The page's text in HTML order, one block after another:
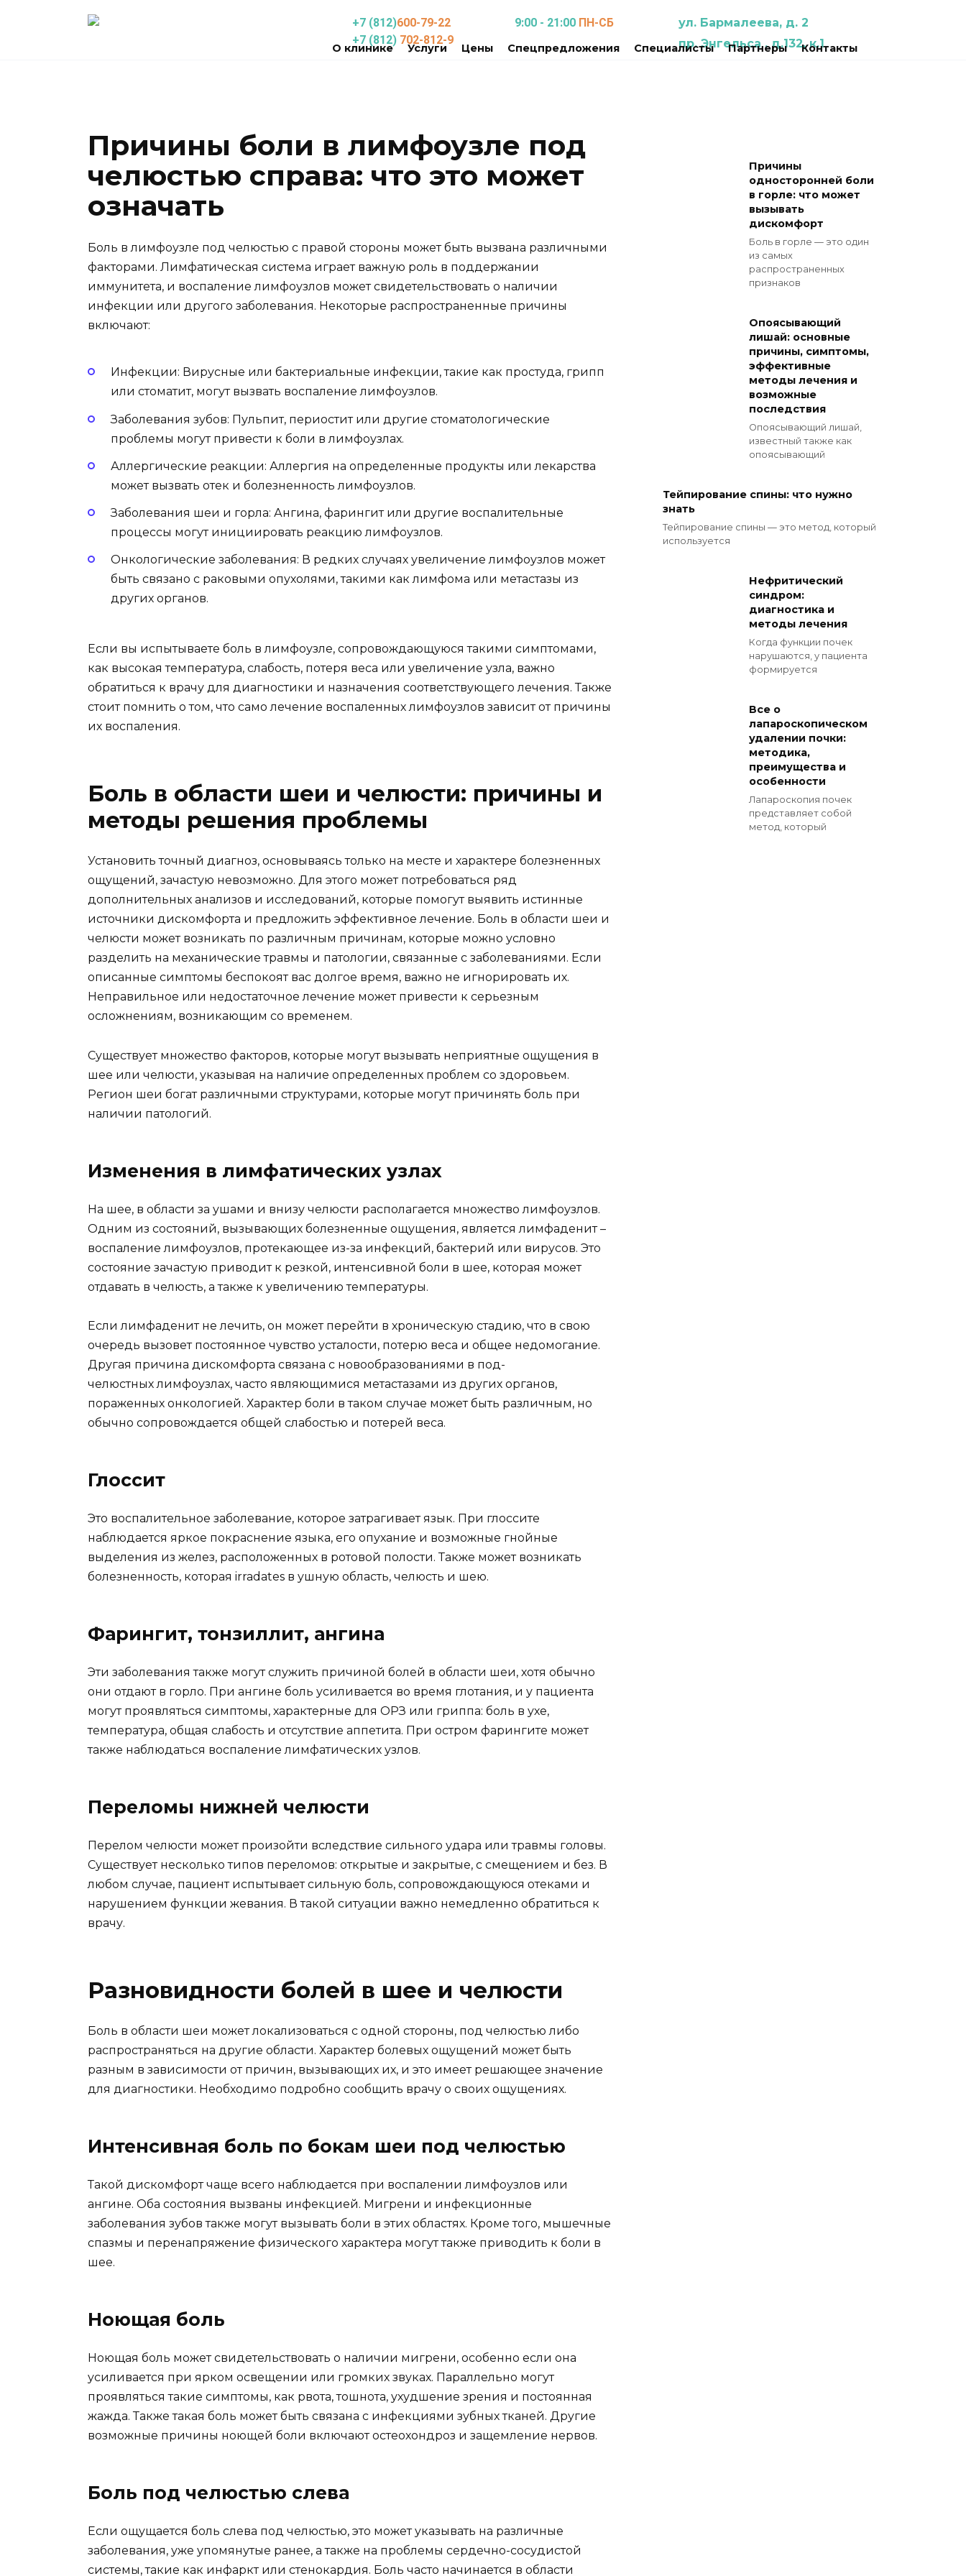
+7 (812)600-79-22
+7 (812) 702-812-9
9:00 - 21:00 ПН-СБ
ул. Бармалеева, д. 2
пр. Энгельса , д.132, к.1
О клинике Услуги Цены Спецпредложения Специалисты Партнеры Контакты
Причины боли в лимфоузле под
челюстью справа: что это может
означать
Боль в лимфоузле под челюстью с правой стороны может быть вызвана различными
факторами. Лимфатическая система играет важную роль в поддержании
иммунитета, и воспаление лимфоузлов может свидетельствовать о наличии
инфекции или другого заболевания. Некоторые распространенные причины
включают:
Инфекции: Вирусные или бактериальные инфекции, такие как простуда, грипп
или стоматит, могут вызвать воспаление лимфоузлов.
Заболевания зубов: Пульпит, периостит или другие стоматологические
проблемы могут привести к боли в лимфоузлах.
Аллергические реакции: Аллергия на определенные продукты или лекарства
может вызвать отек и болезненность лимфоузлов.
Заболевания шеи и горла: Ангина, фарингит или другие воспалительные
процессы могут инициировать реакцию лимфоузлов.
Онкологические заболевания: В редких случаях увеличение лимфоузлов может
быть связано с раковыми опухолями, такими как лимфома или метастазы из
других органов.
Если вы испытываете боль в лимфоузле, сопровождающуюся такими симптомами,
как высокая температура, слабость, потеря веса или увеличение узла, важно
обратиться к врачу для диагностики и назначения соответствующего лечения. Также
стоит помнить о том, что само лечение воспаленных лимфоузлов зависит от причины
их воспаления.
Боль в области шеи и челюсти: причины и
методы решения проблемы
Установить точный диагноз, основываясь только на месте и характере болезненных
ощущений, зачастую невозможно. Для этого может потребоваться ряд
дополнительных анализов и исследований, которые помогут выявить истинные
источники дискомфорта и предложить эффективное лечение. Боль в области шеи и
челюсти может возникать по различным причинам, которые можно условно
разделить на механические травмы и патологии, связанные с заболеваниями. Если
описанные симптомы беспокоят вас долгое время, важно не игнорировать их.
Неправильное или недостаточное лечение может привести к серьезным
осложнениям, возникающим со временем.
Существует множество факторов, которые могут вызывать неприятные ощущения в
шее или челюсти, указывая на наличие определенных проблем со здоровьем.
Регион шеи богат различными структурами, которые могут причинять боль при
наличии патологий.
Изменения в лимфатических узлах
На шее, в области за ушами и внизу челюсти располагается множество лимфоузлов.
Одним из состояний, вызывающих болезненные ощущения, является лимфаденит –
воспаление лимфоузлов, протекающее из-за инфекций, бактерий или вирусов. Это
состояние зачастую приводит к резкой, интенсивной боли в шее, которая может
отдавать в челюсть, а также к увеличению температуры.
Если лимфаденит не лечить, он может перейти в хроническую стадию, что в свою
очередь вызовет постоянное чувство усталости, потерю веса и общее недомогание.
Другая причина дискомфорта связана с новообразованиями в под-
челюстных лимфоузлах, часто являющимися метастазами из других органов,
пораженных онкологией. Характер боли в таком случае может быть различным, но
обычно сопровождается общей слабостью и потерей веса.
Глоссит
Это воспалительное заболевание, которое затрагивает язык. При глоссите
наблюдается яркое покраснение языка, его опухание и возможные гнойные
выделения из желез, расположенных в ротовой полости. Также может возникать
болезненность, которая irradates в ушную область, челюсть и шею.
Фарингит, тонзиллит, ангина
Эти заболевания также могут служить причиной болей в области шеи, хотя обычно
они отдают в горло. При ангине боль усиливается во время глотания, и у пациента
могут проявляться симптомы, характерные для ОРЗ или гриппа: боль в ухе,
температура, общая слабость и отсутствие аппетита. При остром фарингите может
также наблюдаться воспаление лимфатических узлов.
Переломы нижней челюсти
Перелом челюсти может произойти вследствие сильного удара или травмы головы.
Существует несколько типов переломов: открытые и закрытые, с смещением и без. В
любом случае, пациент испытывает сильную боль, сопровождающуюся отеками и
нарушением функции жевания. В такой ситуации важно немедленно обратиться к
врачу.
Разновидности болей в шее и челюсти
Боль в области шеи может локализоваться с одной стороны, под челюстью либо
распространяться на другие области. Характер болевых ощущений может быть
разным в зависимости от причин, вызывающих их, и это имеет решающее значение
для диагностики. Необходимо подробно сообщить врачу о своих ощущениях.
Интенсивная боль по бокам шеи под челюстью
Такой дискомфорт чаще всего наблюдается при воспалении лимфоузлов или
ангине. Оба состояния вызваны инфекцией. Мигрени и инфекционные
заболевания зубов также могут вызывать боли в этих областях. Кроме того, мышечные
спазмы и перенапряжение физического характера могут также приводить к боли в
шее.
Ноющая боль
Ноющая боль может свидетельствовать о наличии мигрени, особенно если она
усиливается при ярком освещении или громких звуках. Параллельно могут
проявляться такие симптомы, как рвота, тошнота, ухудшение зрения и постоянная
жажда. Также такая боль может быть связана с инфекциями зубных тканей. Другие
возможные причины ноющей боли включают остеохондроз и защемление нервов.
Боль под челюстью слева
Если ощущается боль слева под челюстью, это может указывать на различные
заболевания, уже упомянутые ранее, а также на проблемы сердечно-сосудистой
системы, такие как инфаркт или стенокардия. Боль часто начинается в области
Причины
односторонней боли
в горле: что может
вызывать
дискомфорт
Боль в горле — это один
из самых
распространенных
признаков
Опоясывающий
лишай: основные
причины, симптомы,
эффективные
методы лечения и
возможные
последствия
Опоясывающий лишай,
известный также как
опоясывающий
Тейпирование спины: что нужно
знать
Тейпирование спины — это метод, который
используется
Нефритический
синдром:
диагностика и
методы лечения
Когда функции почек
нарушаются, у пациента
формируется
Все о
лапароскопическом
удалении почки:
методика,
преимущества и
особенности
Лапароскопия почек
представляет собой
метод, который